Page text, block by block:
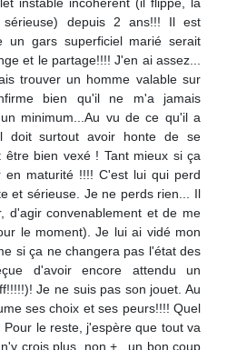
sérieuse) depuis 2 ans!!! Il est
un gars superficiel marié serait
et le partage!!!! J'en ai assez...
trouver un homme valable sur
bien qu'il ne m'a jamais
minimum...Au vu de ce qu'il a
doit surtout avoir honte de se
bien vexé ! Tant mieux si ça
en maturité !!!! C'est lui qui perd
et sérieuse. Je ne perds rien... Il
d'agir convenablement et de me
le moment). Je lui ai vidé mon
si ça ne changera pas l'état des
d'avoir encore attendu un
Je ne suis pas son jouet. Au
ses choix et ses peurs!!!! Quel
le reste, j'espère que tout va
crois plus, non +...un bon coup